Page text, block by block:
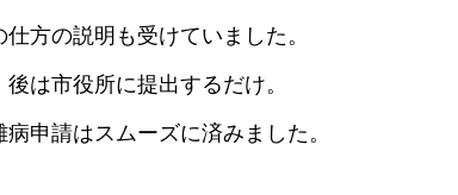
方の説明も受けていました。
は市役所に提出するだけ。
申請はスムーズに済みました。